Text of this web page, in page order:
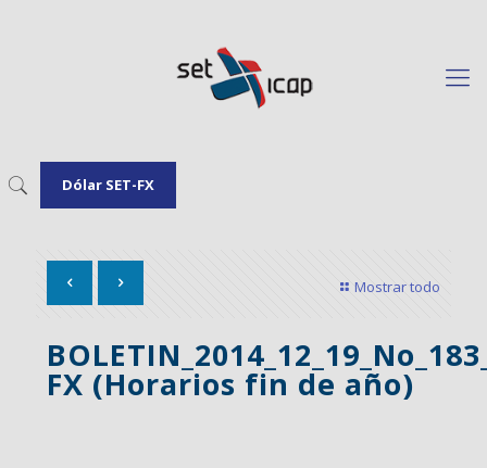
Dólar SET-FX
Mostrar todo
FX (Horarios fin de año)